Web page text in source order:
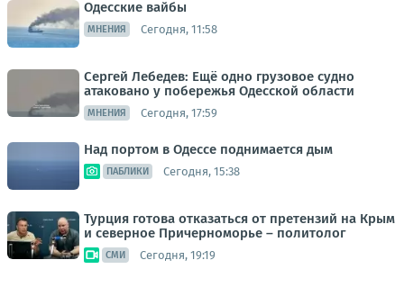
Одесские вайбы
МНЕНИЯ Сегодня, 11:58
Сергей Лебедев: Ещё одно грузовое судно
атаковано у побережья Одесской области
МНЕНИЯ Сегодня, 17:59
Над портом в Одессе поднимается дым
ПАБЛИКИ Сегодня, 15:38
Турция готова отказаться от претензий на Крым
и северное Причерноморье – политолог
СМИ Сегодня, 19:19